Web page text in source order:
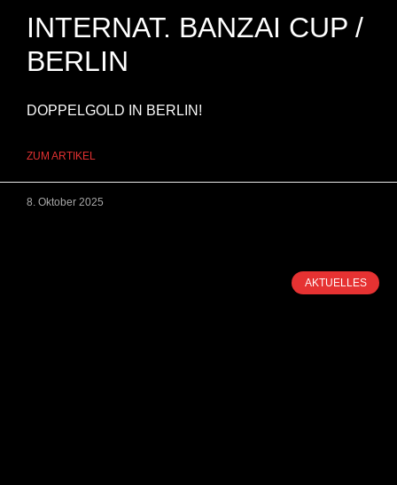
INTERNAT. BANZAI CUP /
BERLIN
DOPPELGOLD IN BERLIN!
ZUM ARTIKEL
8. Oktober 2025
AKTUELLES